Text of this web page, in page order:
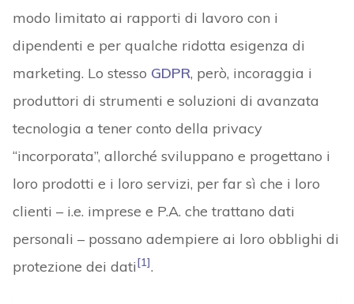
modo limitato ai rapporti di lavoro con i
dipendenti e per qualche ridotta esigenza di
marketing. Lo stesso GDPR, però, incoraggia i
produttori di strumenti e soluzioni di avanzata
tecnologia a tener conto della privacy
“incorporata”, allorché sviluppano e progettano i
loro prodotti e i loro servizi, per far sì che i loro
clienti – i.e. imprese e P.A. che trattano dati
personali – possano adempiere ai loro obblighi di
protezione dei dati[1].